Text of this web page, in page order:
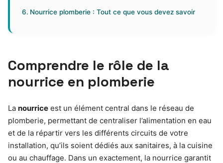
Nourrice plomberie : Tout ce que vous devez savoir
Comprendre le rôle de la
nourrice en plomberie
La nourrice est un élément central dans le réseau de
plomberie, permettant de centraliser l’alimentation en eau
et de la répartir vers les différents circuits de votre
installation, qu’ils soient dédiés aux sanitaires, à la cuisine
ou au chauffage. Dans un exactement, la nourrice garantit